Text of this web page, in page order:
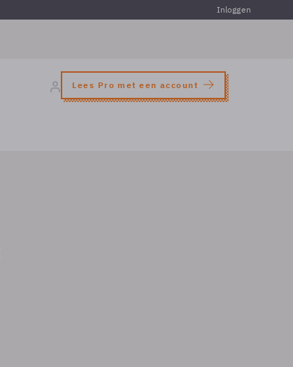
Inloggen
Lees Pro met een account